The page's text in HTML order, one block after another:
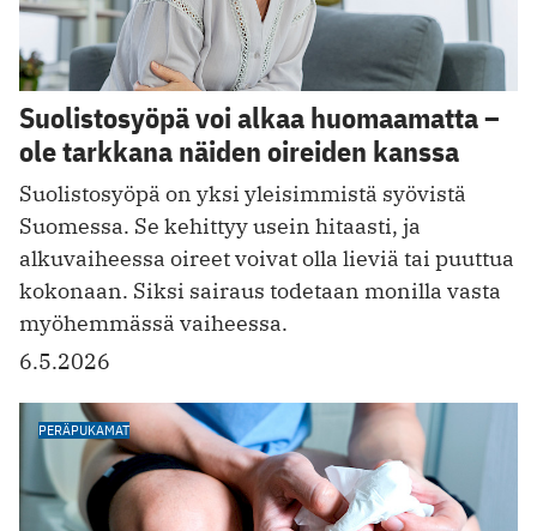
Suolistosyöpä voi alkaa huomaamatta –
ole tarkkana näiden oireiden kanssa
Suolistosyöpä on yksi yleisimmistä syövistä
Suomessa. Se kehittyy usein hitaasti, ja
alkuvaiheessa oireet voivat olla lieviä tai puuttua
kokonaan. Siksi sairaus todetaan monilla vasta
myöhemmässä vaiheessa.
6.5.2026
PERÄPUKAMAT